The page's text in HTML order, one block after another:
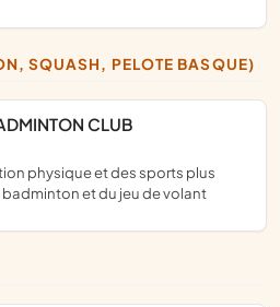
SQUASH, PELOTE BASQUE)
CLUB
et du jeu de volant